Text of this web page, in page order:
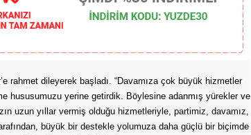
rahmet dileyerek başladı. “Davamıza çok büyük hizmetler
hususumuzu yerine getirdik. Böylesine adanmış yürekler ve
uzun yıllar vermiş olduğu hizmetleriyle, partimiz, davamız,
büyük bir destekle yolumuza daha güçlü bir biçimde